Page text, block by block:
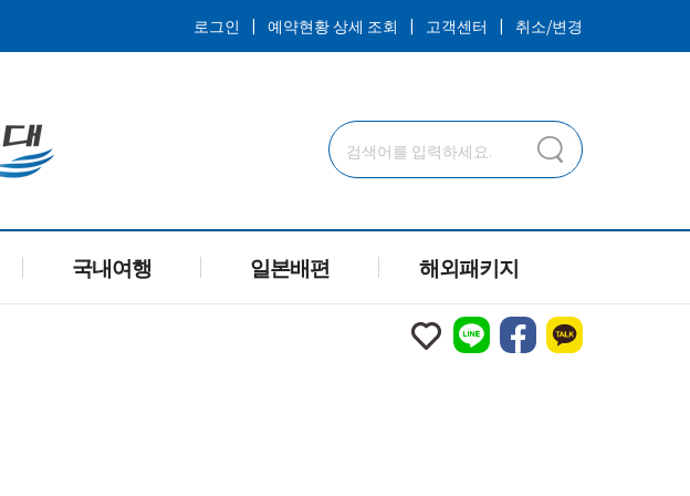
로그인 ㅣ 예약현황 상세 조회 ㅣ 고객센터 ㅣ 취소/변경
국내여행 일본배편 해외패키지